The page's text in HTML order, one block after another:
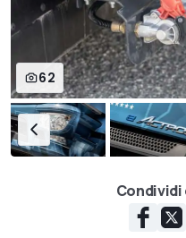
62